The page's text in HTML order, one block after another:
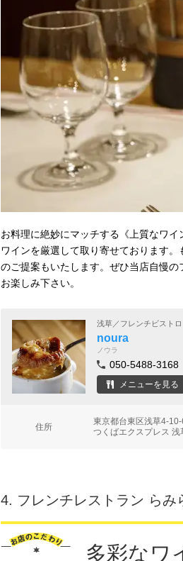
お料理に絶妙にマッチする《上質なワ
ワインを厳選して取り寄せております
のご提案もいたします。ぜひ当店自慢
お楽しみ下さい。
浅草／フレンチビストロ
noura
ノウラ
050-5488-3168
メニューを見る
住所
東京都台東区浅草4-
つくばエクスプレス
4. フレンチレストラン らみ
多彩なワ